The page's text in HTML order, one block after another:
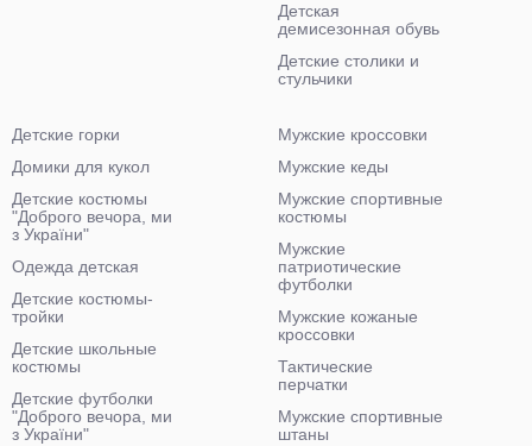
Детская
демисезонная обувь
Детские столики и
стульчики
Детские горки
Домики для кукол
Детские костюмы
"Доброго вечора, ми
з України"
Одежда детская
Детские костюмы-
тройки
Детские школьные
костюмы
Детские футболки
"Доброго вечора, ми
з України"
Мужские кроссовки
Мужские кеды
Мужские спортивные
костюмы
Мужские
патриотические
футболки
Мужские кожаные
кроссовки
Тактические
перчатки
Мужские спортивные
штаны